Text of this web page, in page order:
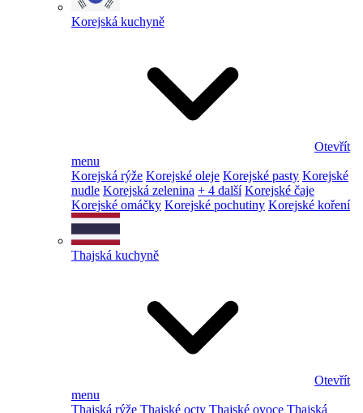
Korejská kuchyně
Otevřít
menu
Korejská rýže Korejské oleje Korejské pasty Korejské
nudle Korejská zelenina + 4 další Korejské čaje
Korejské omáčky Korejské pochutiny Korejské koření
Thajská kuchyně
Otevřít
menu
Thajská rýže Thajské octy Thajské ovoce Thajská